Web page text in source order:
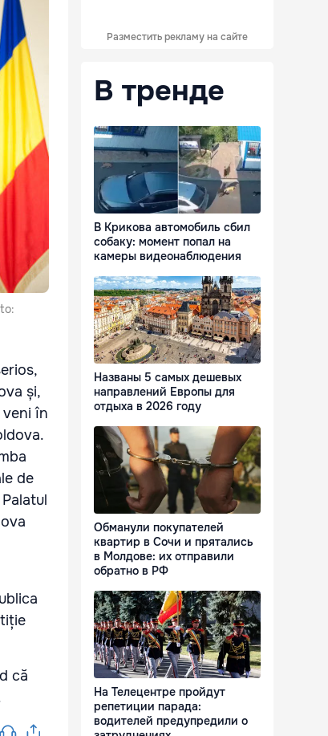
și,
în
de
că
Разместить рекламу на сайте
В тренде
В Крикова автомобиль сбил
собаку: момент попал на
камеры видеонаблюдения
Названы 5 самых дешевых
направлений Европы для
отдыха в 2026 году
Обманули покупателей
квартир в Сочи и прятались
в Молдове: их отправили
обратно в РФ
На Телецентре пройдут
репетиции парада:
водителей предупредили о